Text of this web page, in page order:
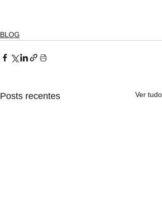
BLOG
Posts recentes Ver tudo